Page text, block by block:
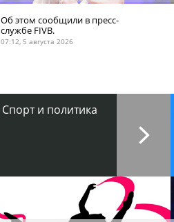
Об этом сообщили в пресс-
службе FIVB.
07:12, 5 августа 2026
Спорт и политика